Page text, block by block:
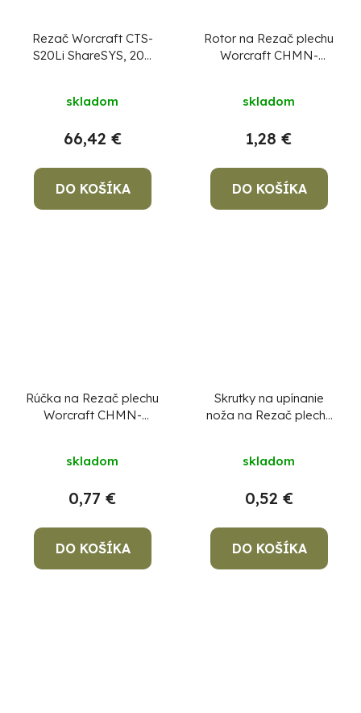
Rezač Worcraft CTS-
S20Li ShareSYS, 20V
skladom
66,42 €
DO KOŠÍKA
Rotor na Rezač plechu
Worcraft CHMN-
skladom
1,28 €
DO KOŠÍKA
Rúčka na Rezač plechu
Worcraft CHMN-
skladom
0,77 €
DO KOŠÍKA
Skrutky na upínanie
noža na Rezač plechu
1
skladom
0,52 €
DO KOŠÍKA